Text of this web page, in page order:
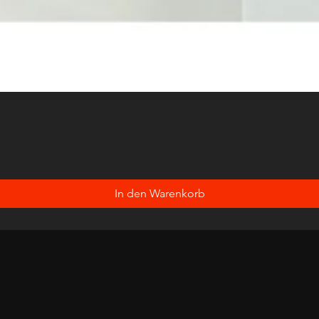
In den Warenkorb